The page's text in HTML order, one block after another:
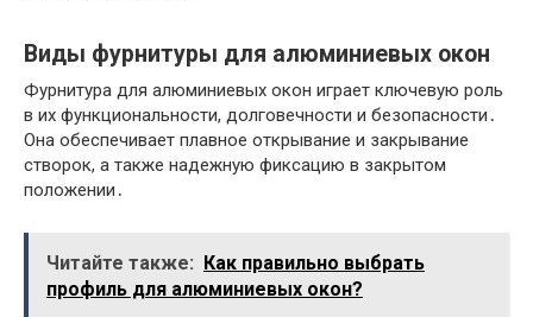
Виды фурнитуры для алюминиевых окон
Фурнитура для алюминиевых окон играет ключевую роль
в их функциональности, долговечности и безопасности․
Она обеспечивает плавное открывание и закрывание
створок, а также надежную фиксацию в закрытом
положении․
Читайте также: Как правильно выбрать
профиль для алюминиевых окон?